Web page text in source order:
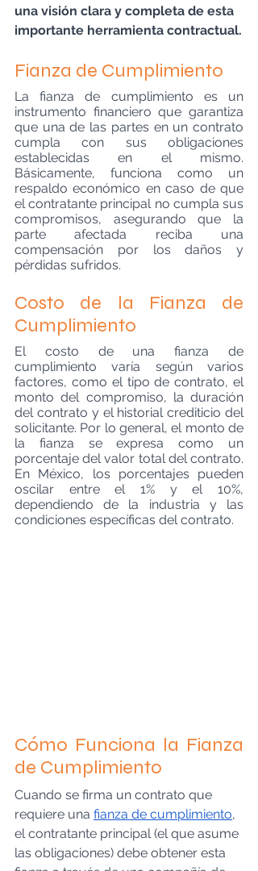
una visión clara y completa de esta
importante herramienta contractual.
Fianza de Cumplimiento
La fianza de cumplimiento es un
instrumento financiero que garantiza
que una de las partes en un contrato
cumpla con sus obligaciones
establecidas en el mismo.
Básicamente, funciona como un
respaldo económico en caso de que
el contratante principal no cumpla sus
compromisos, asegurando que la
parte afectada reciba una
compensación por los daños y
pérdidas sufridos.
Costo de la Fianza de
Cumplimiento
El costo de una fianza de
cumplimiento varía según varios
factores, como el tipo de contrato, el
monto del compromiso, la duración
del contrato y el historial crediticio del
solicitante. Por lo general, el monto de
la fianza se expresa como un
porcentaje del valor total del contrato.
En México, los porcentajes pueden
oscilar entre el 1% y el 10%,
dependiendo de la industria y las
condiciones específicas del contrato.
Cómo Funciona la Fianza
de Cumplimiento
Cuando se firma un contrato que
requiere una fianza de cumplimiento,
el contratante principal (el que asume
las obligaciones) debe obtener esta